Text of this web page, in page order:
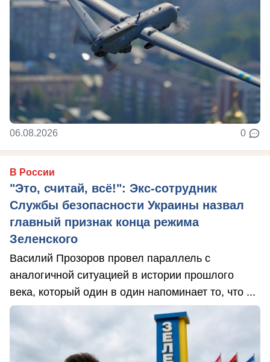
06.08.2026 0
В России
"Это, считай, всё!": Экс-сотрудник
Службы безопасности Украины назвал
главный признак конца режима
Зеленского
Василий Прозоров провел параллель с
аналогичной ситуацией в истории прошлого
века, который один в один напоминает то, что ...